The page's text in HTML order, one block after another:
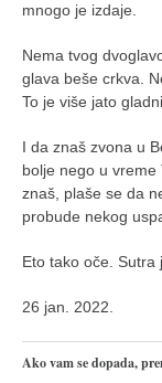
mnogo je izdaje.
Nema tvog
glava beše crkva.
To je više jato
I da znaš zvona u
bolje nego u vreme
znaš, plaše se da
probude nekog
Eto tako oče. Sutra
26 jan. 2022.
Ako vam se dopada,